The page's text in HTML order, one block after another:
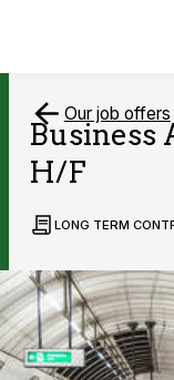
Our job offers
Business
H/F
LONG TERM